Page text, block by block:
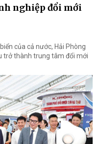
nghiệp đổi mới
của cả nước, Hải Phòng
trở thành trung tâm đổi mới